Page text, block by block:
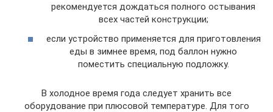
рекомендуется дождаться полного остывания
всех частей конструкции;
если устройство применяется для приготовления
еды в зимнее время, под баллон нужно
поместить специальную подложку.
В холодное время года следует хранить все
оборудование при плюсовой температуре. Для того